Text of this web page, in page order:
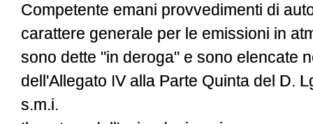
Competente emani provvedimenti di
carattere generale per le emissioni in
sono dette "in deroga" e sono elencate
dell'Allegato IV alla Parte Quinta del D.
s.m.i.